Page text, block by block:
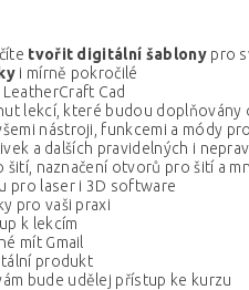
tvořit digitální šablonypro
i mírně pokročilé
Cad
lekcí, které budou doplňovány
nástroji, funkcemi a módy
a dalších pravidelných i
šití, naznačení otvorů pro šití a
pro laser i 3D software
pro vaši praxi
k lekcím
mít Gmail
produkt
bude udělej přístup ke kurzu